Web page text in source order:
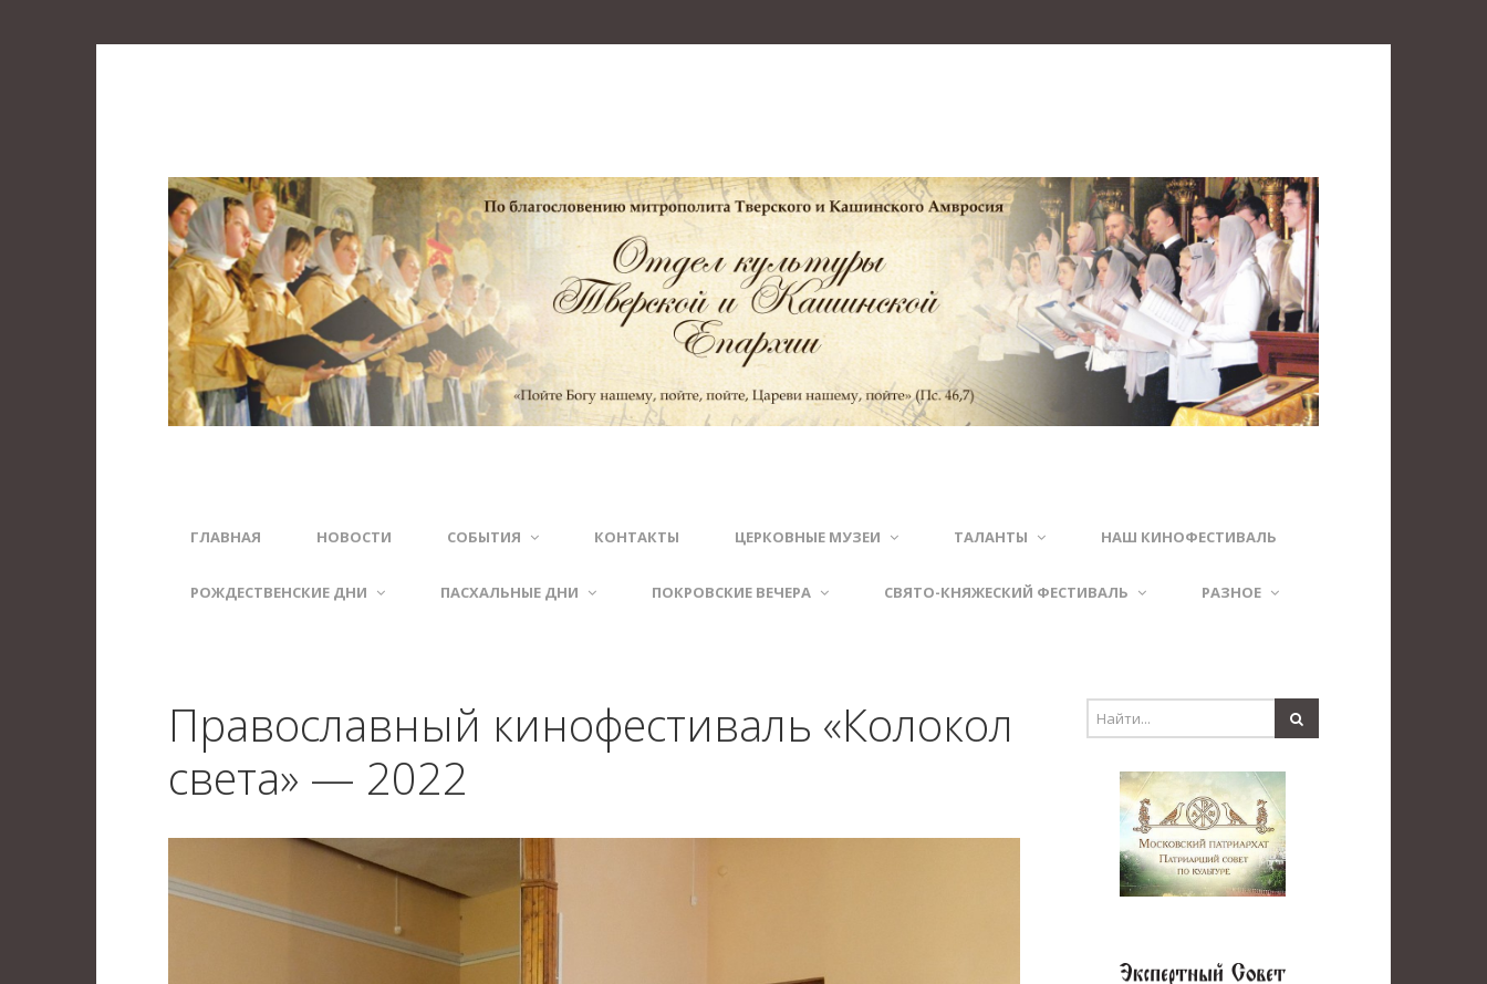
ГЛАВНАЯ НОВОСТИ СОБЫТИЯ КОНТАКТЫ ЦЕРКОВНЫЕ МУЗЕИ ТАЛАНТЫ НАШ КИНОФЕСТИВАЛЬ
РОЖДЕСТВЕНСКИЕ ДНИ ПАСХАЛЬНЫЕ ДНИ ПОКРОВСКИЕ ВЕЧЕРА СВЯТО-КНЯЖЕСКИЙ ФЕСТИВАЛЬ РАЗНОЕ
Православный кинофестиваль «Колокол
света» — 2022